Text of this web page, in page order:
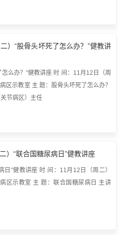
）“股骨头坏死了怎么办？”健教讲
么办？”健教讲座 时 间：11月12日（周
区示教室 主 题：股骨头坏死了怎么办？
节病区）主任
）“联合国糖尿病日”健教讲座
日”健教讲座 时 间：11月12日（周二）
区示教室 主 题：联合国糖尿病日 主讲